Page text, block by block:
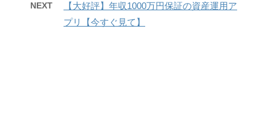
NEXT
【大好評】年収1000万円保証の資産運用ア
プリ【今すぐ見て】